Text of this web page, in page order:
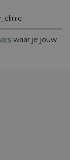
waar je jouw